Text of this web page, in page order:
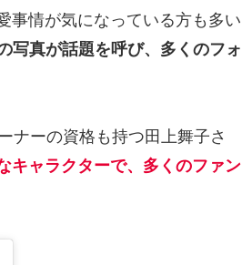
事情が気になっている方も多い
写真が話題を呼び、多くのフォ
ナーの資格も持つ田上舞子さ
キャラクターで、多くのファン